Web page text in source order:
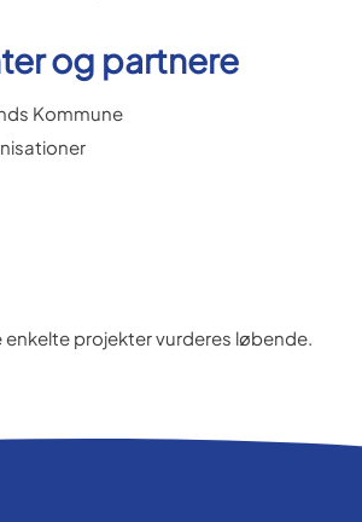
og partnere
Kommune
projekter vurderes løbende.